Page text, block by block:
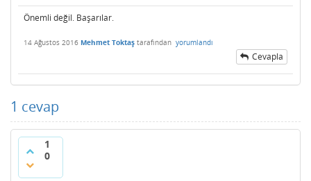
Önemli değil. Başarılar.
14 Ağustos 2016 Mehmet Toktaş tarafından yorumlandı
Cevapla
1 cevap
1
0